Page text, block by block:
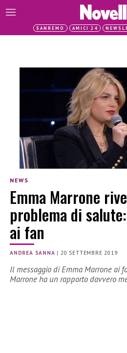
SANREMO AMICI 24
NEWS
Emma Marrone
problema di
ai fan
ANDREA SANNA |20 SETTEMBRE 2019
Il messaggio di Emma Marrone ai
Marrone ha un rapporto davvero